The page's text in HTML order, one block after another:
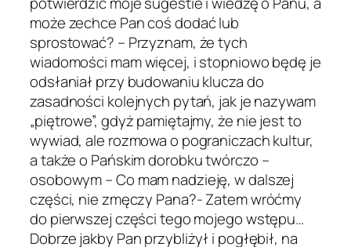
może zechce Pan coś dodać lub
sprostować? – Przyznam, że tych
wiadomości mam więcej, i stopniowo będę je
odsłaniał przy budowaniu klucza do
zasadności kolejnych pytań, jak je nazywam
„piętrowe”, gdyż pamiętajmy, że nie jest to
wywiad, ale rozmowa o pograniczach kultur,
a także o Pańskim dorobku twórczo –
osobowym – Co mam nadzieję, w dalszej
części, nie zmęczy Pana?- Zatem wróćmy
do pierwszej części tego mojego wstępu…
Dobrze jakby Pan przybliżył i pogłębił, na